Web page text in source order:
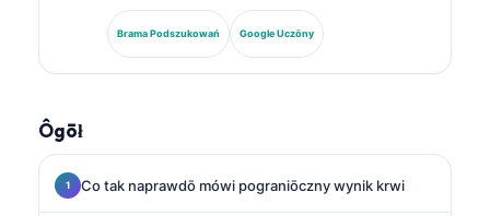
badaniach nad biomarkerami. Były Prezes
Niemieckiego Towarzystwa Chemii Klinicznej,
specjalizuje się w analizie paneli diagnostycznych,
Brama Podszukowań Google Uczōny
Ôgōł
Co tak naprawdō mówi pograniōczny wynik krwi